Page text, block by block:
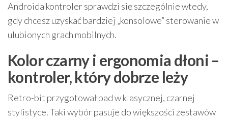
Androida kontroler sprawdzi się szczególnie wtedy,
gdy chcesz uzyskać bardziej „konsolowe” sterowanie w
ulubionych grach mobilnych.
Kolor czarny i ergonomia dłoni –
kontroler, który dobrze leży
Retro-bit przygotował pad w klasycznej, czarnej
stylistyce. Taki wybór pasuje do większości zestawów